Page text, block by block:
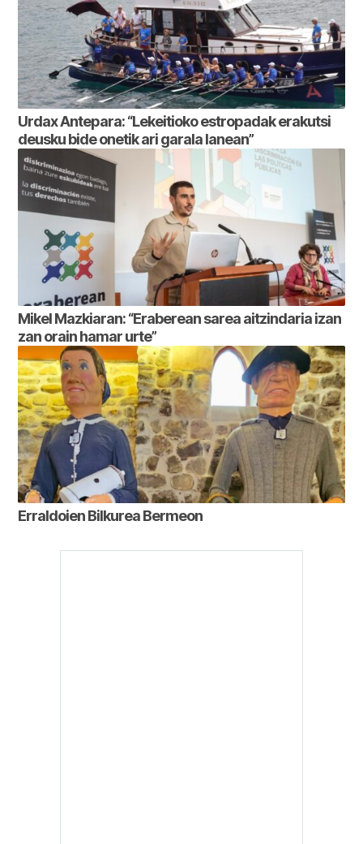
Urdax Antepara: “Lekeitioko estropadak erakutsi
deusku bide onetik ari garala lanean”
Mikel Mazkiaran: “Eraberean sarea aitzindaria izan
zan orain hamar urte”
Erraldoien Bilkurea Bermeon